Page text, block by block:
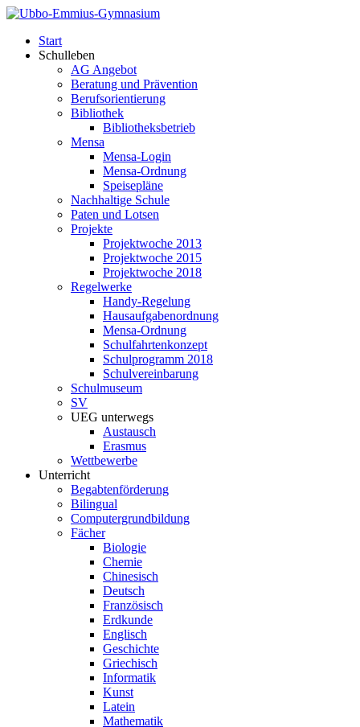
Start
Schulleben
AG Angebot
Beratung und Prävention
Berufsorientierung
Bibliothek
Bibliotheksbetrieb
Mensa
Mensa-Login
Mensa-Ordnung
Speisepläne
Nachhaltige Schule
Paten und Lotsen
Projekte
Projektwoche 2013
Projektwoche 2015
Projektwoche 2018
Regelwerke
Handy-Regelung
Hausaufgabenordnung
Mensa-Ordnung
Schulfahrtenkonzept
Schulprogramm 2018
Schulvereinbarung
Schulmuseum
SV
UEG unterwegs
Austausch
Erasmus
Wettbewerbe
Unterricht
Begabtenförderung
Bilingual
Computergrundbildung
Fächer
Biologie
Chemie
Chinesisch
Deutsch
Französisch
Erdkunde
Englisch
Geschichte
Griechisch
Informatik
Kunst
Latein
Mathematik